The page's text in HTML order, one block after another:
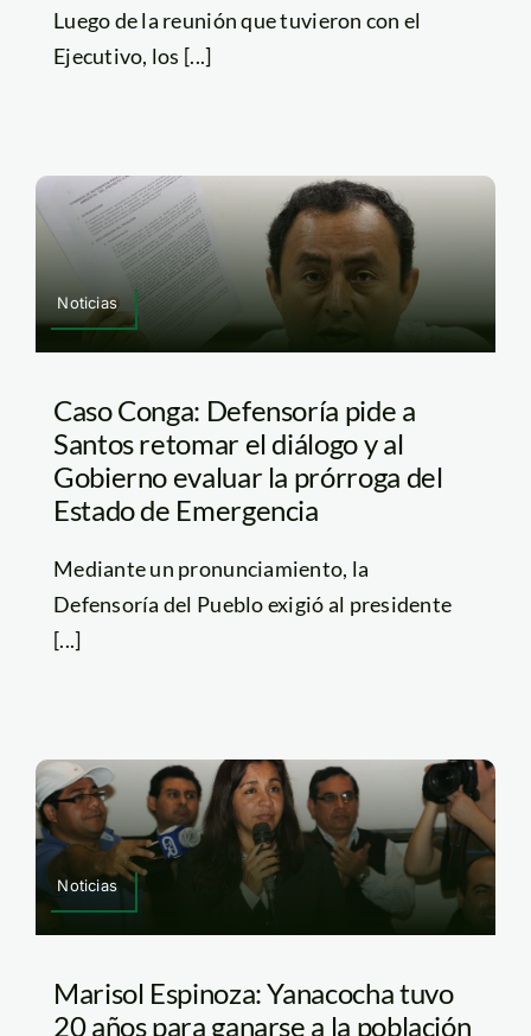
Luego de la reunión que tuvieron con el
Ejecutivo, los [...]
Noticias
Caso Conga: Defensoría pide a
Santos retomar el diálogo y al
Gobierno evaluar la prórroga del
Estado de Emergencia
Mediante un pronunciamiento, la
Defensoría del Pueblo exigió al presidente
[...]
Noticias
Marisol Espinoza: Yanacocha tuvo
20 años para ganarse a la población